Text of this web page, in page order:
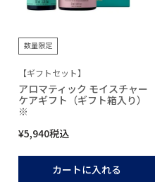
数量限定
【ギフトセット】
アロマティック モイスチャー
ケアギフト（ギフト箱入り）
※
¥5,940税込
カートに入れる